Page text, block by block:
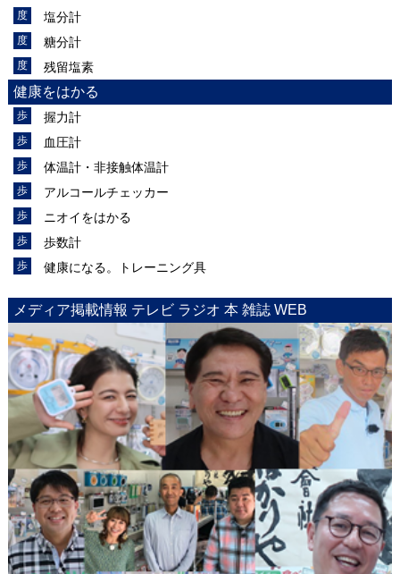
塩分計
糖分計
残留塩素
健康をはかる
握力計
血圧計
体温計・非接触体温計
アルコールチェッカー
ニオイをはかる
歩数計
健康になる。トレーニング具
メディア掲載情報 テレビ ラジオ 本 雑誌 WEB